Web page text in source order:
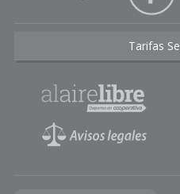
Tarifas